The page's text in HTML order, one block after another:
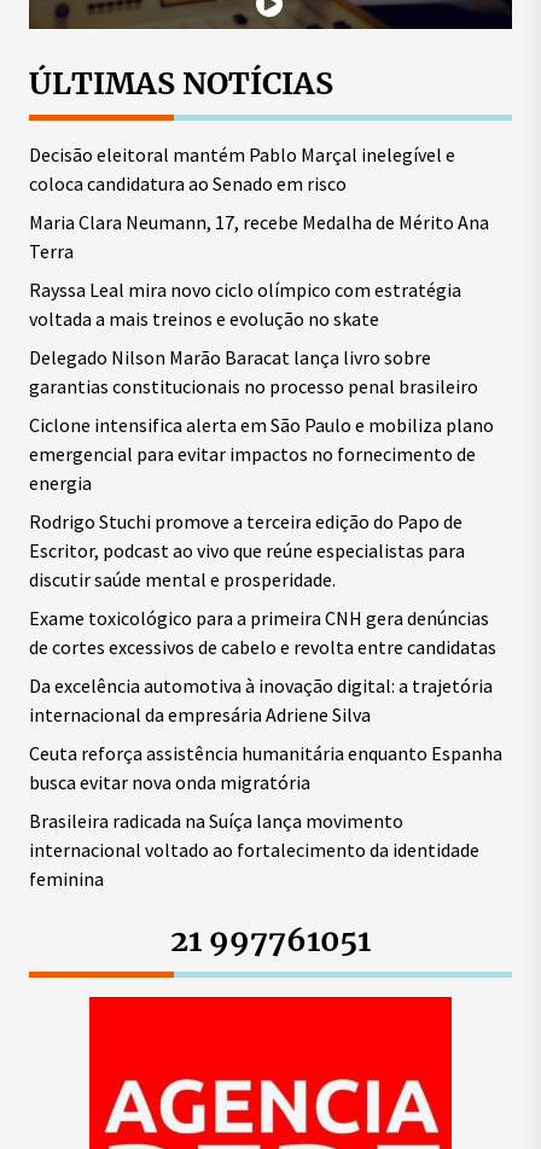
ÚLTIMAS NOTÍCIAS
Decisão eleitoral mantém Pablo Marçal inelegível e
coloca candidatura ao Senado em risco
Maria Clara Neumann, 17, recebe Medalha de Mérito Ana
Terra
Rayssa Leal mira novo ciclo olímpico com estratégia
voltada a mais treinos e evolução no skate
Delegado Nilson Marão Baracat lança livro sobre
garantias constitucionais no processo penal brasileiro
Ciclone intensifica alerta em São Paulo e mobiliza plano
emergencial para evitar impactos no fornecimento de
energia
Rodrigo Stuchi promove a terceira edição do Papo de
Escritor, podcast ao vivo que reúne especialistas para
discutir saúde mental e prosperidade.
Exame toxicológico para a primeira CNH gera denúncias
de cortes excessivos de cabelo e revolta entre candidatas
Da excelência automotiva à inovação digital: a trajetória
internacional da empresária Adriene Silva
Ceuta reforça assistência humanitária enquanto Espanha
busca evitar nova onda migratória
Brasileira radicada na Suíça lança movimento
internacional voltado ao fortalecimento da identidade
feminina
21 997761051